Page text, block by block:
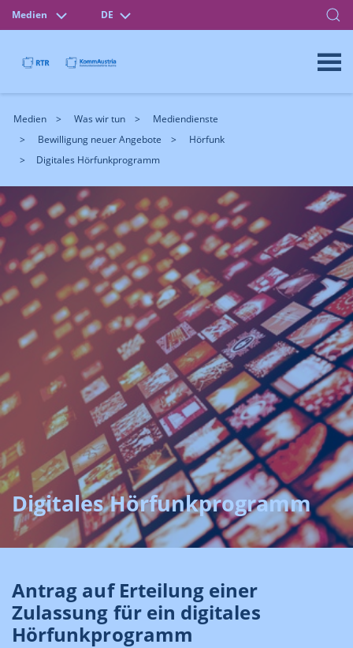
Medien DE
Medien Was wir tun
Mediendienste
Bewilligung neuer Angebote
Hörfunk
Digitales Hörfunkprogramm
Digitales Hörfunkprogramm
Antrag auf Erteilung einer
Zulassung für ein digitales
Hörfunkprogramm